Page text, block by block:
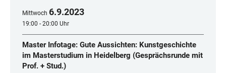
Mittwoch 6.9.2023
19:00 - 20:00 Uhr
Master Infotage: Gute Aussichten: Kunstgeschichte
im Masterstudium in Heidelberg (Gesprächsrunde mit
Prof. + Stud.)